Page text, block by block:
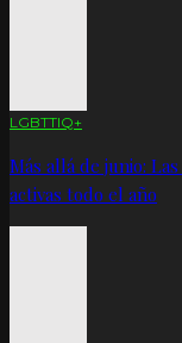
LGBTTIQ+
Más allá de junio:
activas todo el año